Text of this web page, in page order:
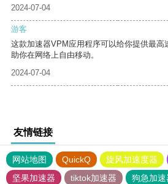
2024-07-04
游客
这款加速器VPM应用程序可以给你提供最高
助你在网络上自由移动。
2024-07-04
友情链接
网站地图 QuickQ 旋风加速度器
坚果加速器
tiktok加速器
狗急加速